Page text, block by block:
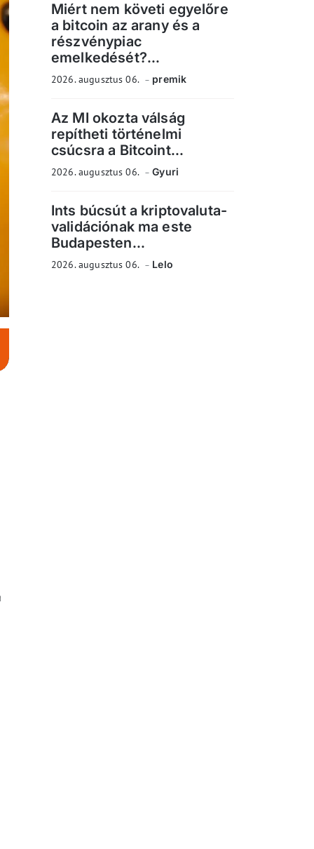
Miért nem követi egyelőre
a bitcoin az arany és a
részvénypiac
emelkedését?...
2026. augusztus 06. premik
Az MI okozta válság
repítheti történelmi
csúcsra a Bitcoint...
2026. augusztus 06. Gyuri
Ints búcsút a kriptovaluta-
validációnak ma este
Budapesten...
2026. augusztus 06. Lelo